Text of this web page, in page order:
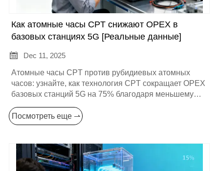
Как атомные часы CPT снижают OPEX в
базовых станциях 5G [Реальные данные]

Dec 11, 2025
Атомные часы CPT против рубидиевых атомных
часов: узнайте, как технология CPT сокращает OPEX
базовых станций 5G на 75% благодаря меньшему
длительному сроку службы. Узнайте больше.
Посмотреть еще ⇀